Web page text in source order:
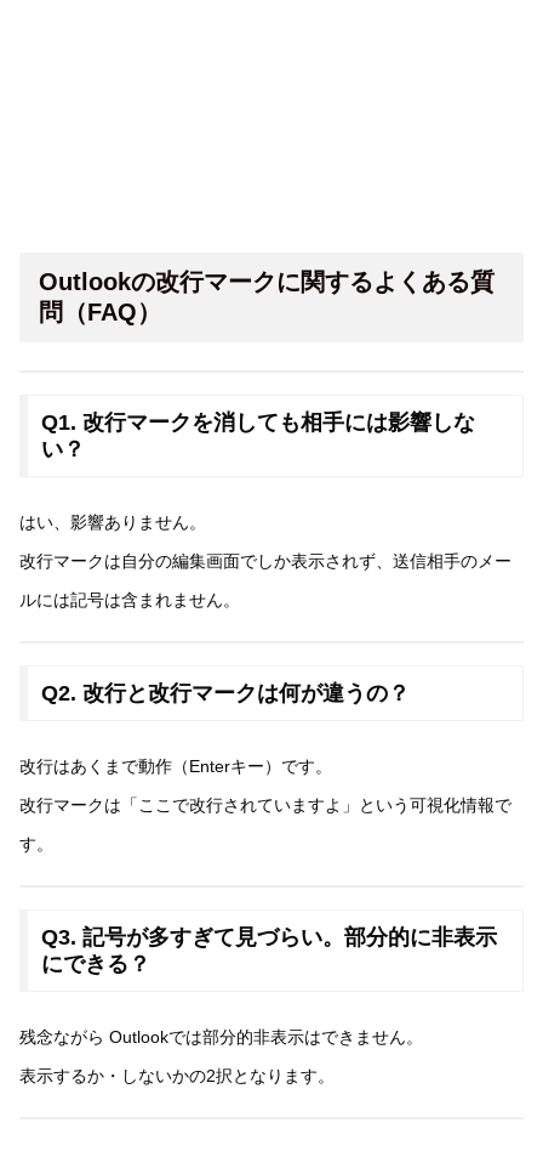
Outlookの改行マークに関するよくある質
問（FAQ）
Q1. 改行マークを消しても相手には影響しな
い？
はい、影響ありません。
改行マークは自分の編集画面でしか表示されず、送信相手のメー
ルには記号は含まれません。
Q2. 改行と改行マークは何が違うの？
改行はあくまで動作（Enterキー）です。
改行マークは「ここで改行されていますよ」という可視化情報で
す。
Q3. 記号が多すぎて見づらい。部分的に非表示
にできる？
残念ながら Outlookでは部分的非表示はできません。
表示するか・しないかの2択となります。